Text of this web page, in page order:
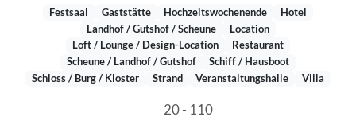
Festsaal Gaststätte Hochzeitswochenende
Hotel
Landhof / Gutshof / Scheune
Location
Loft / Lounge / Design-Location
Restaurant
Scheune / Landhof / Gutshof
Schiff / Hausboot
Schloss / Burg / Kloster
Strand Veranstaltungshalle Villa
20 - 110